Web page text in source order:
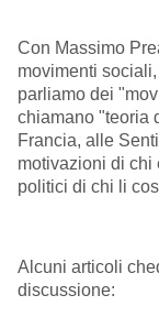
Con Massimo
movimenti
parliamo dei
chiamano "teoria
Francia, alle
motivazioni di chi
politici di chi li
Alcuni articoli
discussione: